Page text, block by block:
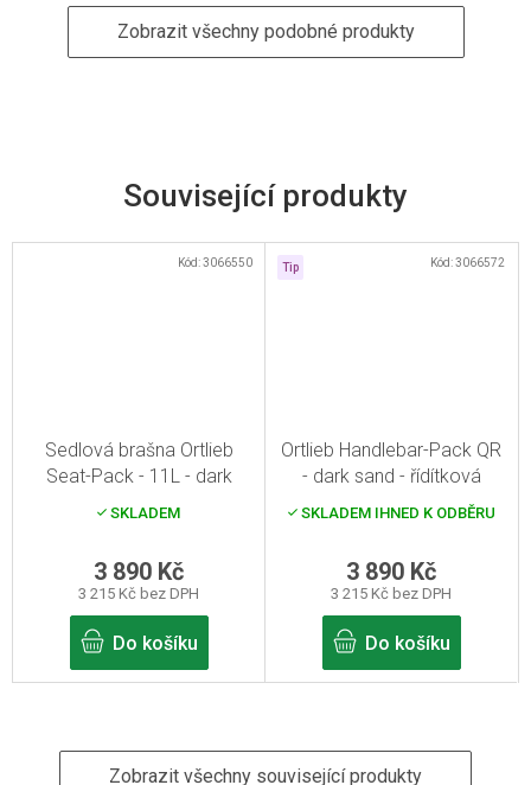
Související produkty
Sedlová brašna Ortlieb
Seat-Pack - 11L - dark
sand
SKLADEM
3 215 Kč bez DPH
3 890 Kč
Do košíku
Kód:3066550 Tip
Ortlieb Handlebar-Pack QR
- dark sand - řídítková
brašna na kolo
SKLADEM IHNED K ODBĚRU
3 215 Kč bez DPH
3 890 Kč
Do košíku
Kód:3066572
Zobrazit všechny související produkty
Zobrazit všechny podobné produkty